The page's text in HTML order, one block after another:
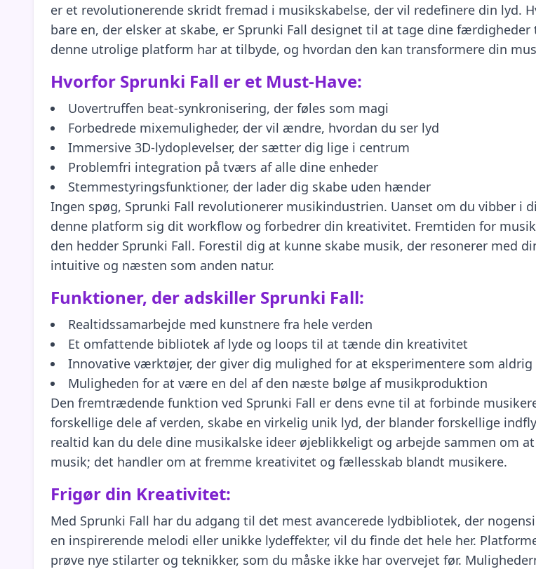
er et revolutionerende skridt fremad i musikskabelse, der vil redefinere din lyd.
bare en, der elsker at skabe, er Sprunki Fall designet til at tage dine
denne utrolige platform har at tilbyde, og hvordan den kan transformere din
Hvorfor Sprunki Fall er et Must-Have:
Uovertruffen beat-synkronisering, der føles som magi
Forbedrede mixemuligheder, der vil ændre, hvordan du ser lyd
Immersive 3D-lydoplevelser, der sætter dig lige i centrum
Problemfri integration på tværs af alle dine enheder
Stemmestyringsfunktioner, der lader dig skabe uden hænder
Ingen spøg, Sprunki Fall revolutionerer musikindustrien. Uanset om du vibber
denne platform sig dit workflow og forbedrer din kreativitet. Fremtiden for
den hedder Sprunki Fall. Forestil dig at kunne skabe musik, der resonerer med
intuitive og næsten som anden natur.
Funktioner, der adskiller Sprunki Fall:
Realtidssamarbejde med kunstnere fra hele verden
Et omfattende bibliotek af lyde og loops til at tænde din kreativitet
Innovative værktøjer, der giver dig mulighed for at eksperimentere som
Muligheden for at være en del af den næste bølge af musikproduktion
Den fremtrædende funktion ved Sprunki Fall er dens evne til at forbinde
forskellige dele af verden, skabe en virkelig unik lyd, der blander forskellige
realtid kan du dele dine musikalske ideer øjeblikkeligt og arbejde sammen om
musik; det handler om at fremme kreativitet og fællesskab blandt musikere.
Frigør din Kreativitet:
Med Sprunki Fall har du adgang til det mest avancerede lydbibliotek, der
en inspirerende melodi eller unikke lydeffekter, vil du finde det hele her.
prøve nye stilarter og teknikker, som du måske ikke har overvejet før.